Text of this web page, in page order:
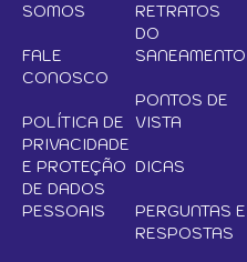
SOMOS
FALE
CONOSCO
POLÍTICA DE
PRIVACIDADE
E PROTEÇÃO
DE DADOS
PESSOAIS
RETRATOS
DO
SANEAMENTO
PONTOS DE
VISTA
DICAS
PERGUNTAS E
RESPOSTAS